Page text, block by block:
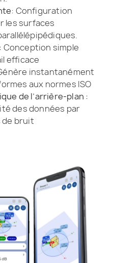
: Configuration
les surfaces
Conception simple
efficace
instantanément
aux normes ISO
de l’arrière-plan :
des données par
bruit